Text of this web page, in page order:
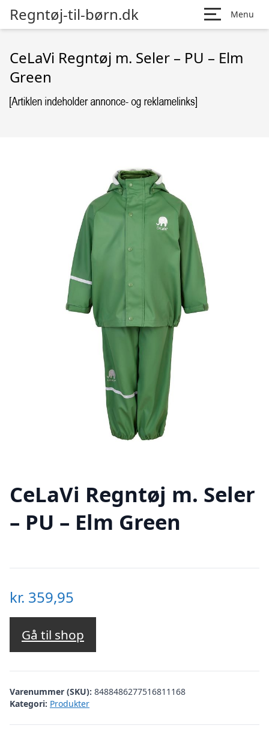
Regntøj-til-børn.dk Menu
CeLaVi Regntøj m. Seler – PU – Elm
Green
CeLaVi Regntøj m. Seler
– PU – Elm Green
kr. 359,95
Gå til shop
Varenummer (SKU): 8488486277516811168
Kategori: Produkter